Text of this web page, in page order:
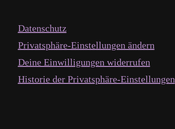
Datenschutz
Privatsphäre-Einstellungen ändern
Deine Einwilligungen widerrufen
Historie der Privatsphäre-Einstellungen